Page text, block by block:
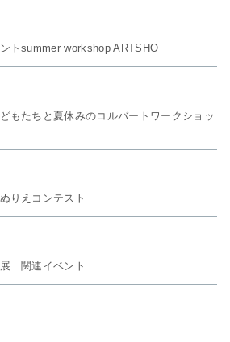
トsummer workshop ARTSHO
もたちと夏休みのコルバートワークショッ
りえコンテスト
展 関連イベント